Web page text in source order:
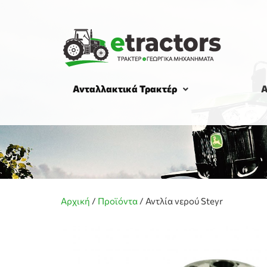
Ανταλλακτικά Τρακτέρ
Αρχική / Προϊόντα / Αντλία νερού Steyr